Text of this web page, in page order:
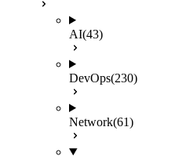
AI(43)
DevOps(230)
Network(61)